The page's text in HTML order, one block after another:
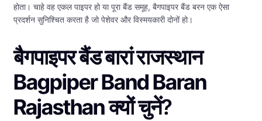
होता। चाहे वह एकल पाइपर हो या पूरा बैंड समूह, बैगपाइपर बैंड बरन एक ऐसा
प्रदर्शन सुनिश्चित करता है जो पेशेवर और विस्मयकारी दोनों हो।
बैगपाइपर बैंड बारां राजस्थान
Bagpiper Band Baran
Rajasthanक्यों चुनें?